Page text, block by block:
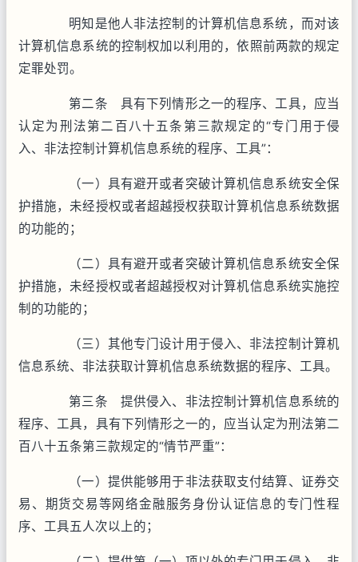
明知是他人非法控制的计算机信息系统，而对该
计算机信息系统的控制权加以利用的，依照前两款的规定
定罪处罚。
第二条 具有下列情形之一的程序、工具，应当
认定为刑法第二百八十五条第三款规定的“专门用于侵
入、非法控制计算机信息系统的程序、工具”：
（一）具有避开或者突破计算机信息系统安全保
护措施，未经授权或者超越授权获取计算机信息系统数据
的功能的；
（二）具有避开或者突破计算机信息系统安全保
护措施，未经授权或者超越授权对计算机信息系统实施控
制的功能的；
（三）其他专门设计用于侵入、非法控制计算机
信息系统、非法获取计算机信息系统数据的程序、工具。
第三条 提供侵入、非法控制计算机信息系统的
程序、工具，具有下列情形之一的，应当认定为刑法第二
百八十五条第三款规定的“情节严重”：
（一）提供能够用于非法获取支付结算、证券交
易、期货交易等网络金融服务身份认证信息的专门性程
序、工具五人次以上的；